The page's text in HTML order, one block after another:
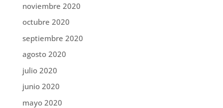
noviembre 2020
octubre 2020
septiembre 2020
agosto 2020
julio 2020
junio 2020
mayo 2020